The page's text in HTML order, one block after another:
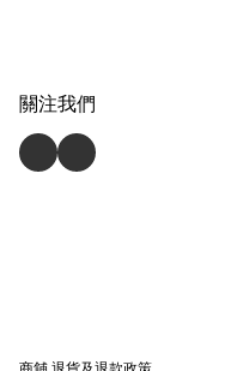
關注我們